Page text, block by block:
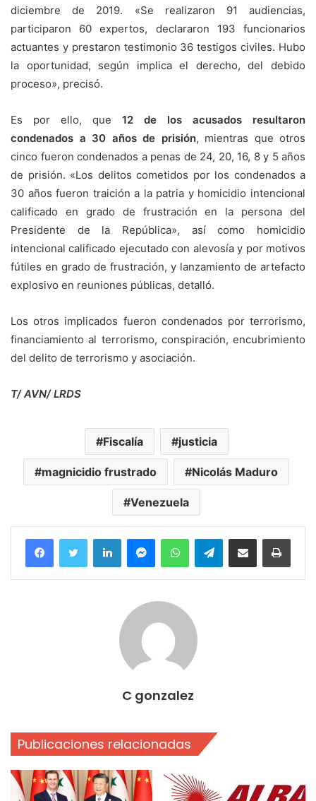
diciembre de 2019. «Se realizaron 91 audiencias,
participaron 60 expertos, declararon 193 funcionarios
actuantes y prestaron testimonio 36 testigos civiles. Hubo
la oportunidad, según implica el derecho, del debido
proceso», precisó.
Es por ello, que 12 de los acusados resultaron
condenados a 30 años de prisión, mientras que otros
cinco fueron condenados a penas de 24, 20, 16, 8 y 5 años
de prisión. «Los delitos cometidos por los condenados a
30 años fueron traición a la patria y homicidio intencional
calificado en grado de frustración en la persona del
Presidente de la República», así como homicidio
intencional calificado ejecutado con alevosía y por motivos
fútiles en grado de frustración, y lanzamiento de artefacto
explosivo en reuniones públicas, detalló.
Los otros implicados fueron condenados por terrorismo,
financiamiento al terrorismo, conspiración, encubrimiento
del delito de terrorismo y asociación.
T/ AVN/ LRDS
Fiscalía justicia
magnicidio frustrado Nicolás Maduro
Venezuela
FacebookTwitter LinkedInMessengerWhatsAppTelegramCompartir por correo electrónico
C gonzalez
Publicaciones relacionadas